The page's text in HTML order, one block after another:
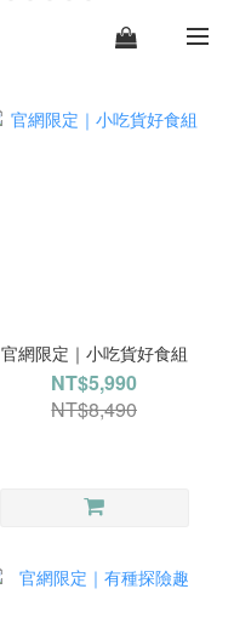
官網限定｜小吃貨好食組
NT$5,990
NT$8,490